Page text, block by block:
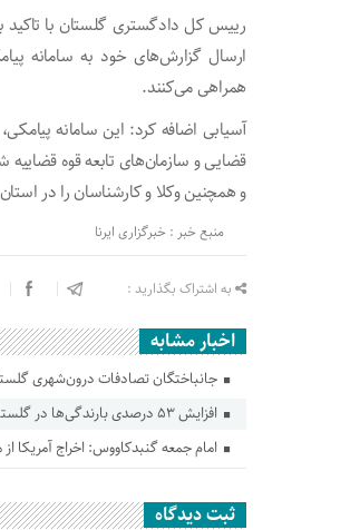
رییس کل دادگستری گلستان با تاکید
همراهی می‌کنند.
آسیابی اضافه کرد: این سامانه
قضایی و سازمان‌های تابعه قوه قضاییه
و همچنین وکلا و کارشناسان را در
منبع خبر : خبرگزاری ایرنا
به اشتراک بگذارید :
اخبار مشابه
جانباختگان تصادفات درون‌شهری گلستان ۱۷ درصد کاهش
افزایش ۵۳ درصدی بارندگی‌ها در گلستان
امام جمعه گنبدکاووس: اخراج
ثبت دیدگاه